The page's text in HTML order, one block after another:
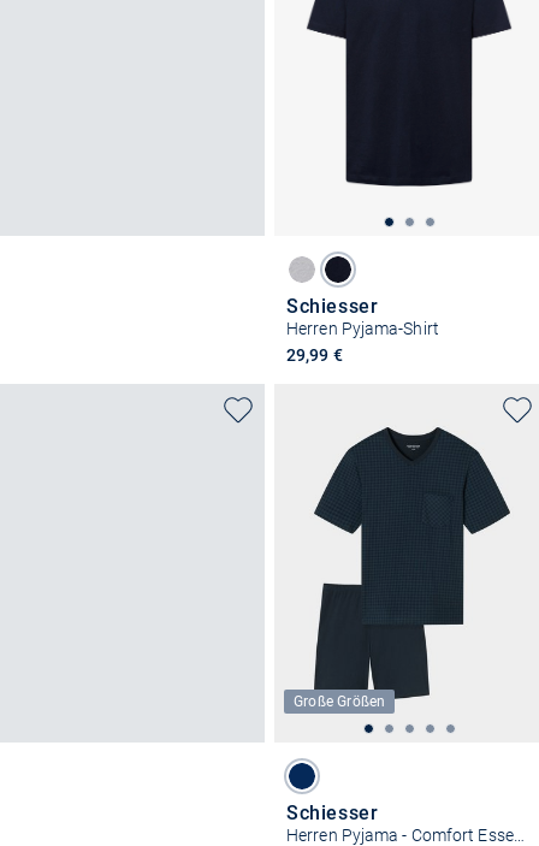
Schiesser
Herren Pyjama-Shirt
29,99 €
Große Größen
Schiesser
Herren Pyjama - Comfort Essentials